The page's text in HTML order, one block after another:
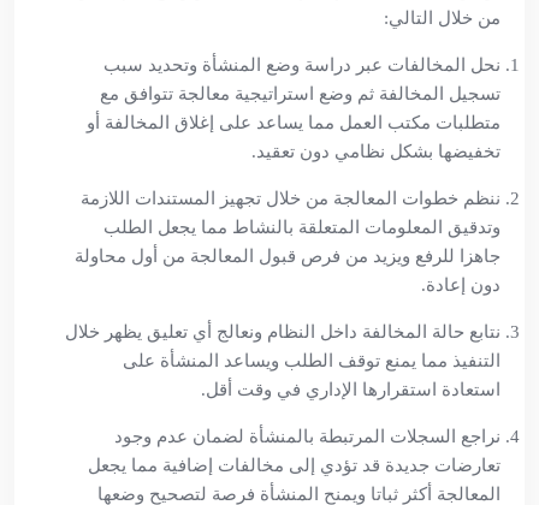
من خلال التالي:
نحل المخالفات عبر دراسة وضع المنشأة وتحديد سبب
تسجيل المخالفة ثم وضع استراتيجية معالجة تتوافق مع
متطلبات مكتب العمل مما يساعد على إغلاق المخالفة أو
تخفيضها بشكل نظامي دون تعقيد.
ننظم خطوات المعالجة من خلال تجهيز المستندات اللازمة
وتدقيق المعلومات المتعلقة بالنشاط مما يجعل الطلب
جاهزا للرفع ويزيد من فرص قبول المعالجة من أول محاولة
دون إعادة.
نتابع حالة المخالفة داخل النظام ونعالج أي تعليق يظهر خلال
التنفيذ مما يمنع توقف الطلب ويساعد المنشأة على
استعادة استقرارها الإداري في وقت أقل.
نراجع السجلات المرتبطة بالمنشأة لضمان عدم وجود
تعارضات جديدة قد تؤدي إلى مخالفات إضافية مما يجعل
المعالجة أكثر ثباتا ويمنح المنشأة فرصة لتصحيح وضعها